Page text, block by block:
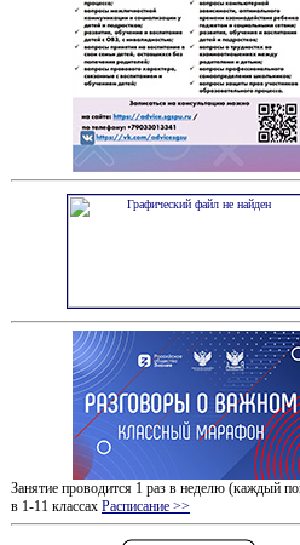
Занятие проводится 1 раз в неделю (каждый
в 1-11 классах Расписание >>